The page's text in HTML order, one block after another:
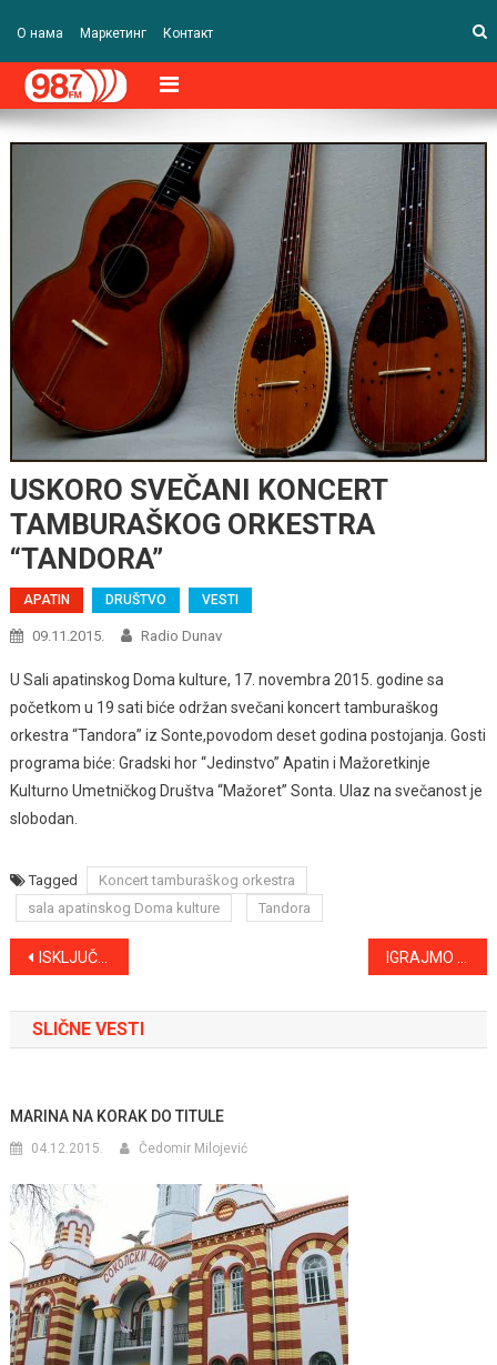
О нама Маркетинг Контакт
USKORO SVEČANI KONCERT
TAMBURAŠKOG ORKESTRA
“TANDORA”
APATIN DRUŠTVO VESTI
09.11.2015. Radio Dunav
U Sali apatinskog Doma kulture, 17. novembra 2015. godine sa
početkom u 19 sati biće održan svečani koncert tamburaškog
orkestra “Tandora” iz Sonte,povodom deset godina postojanja. Gosti
programa biće: Gradski hor “Jedinstvo” Apatin i Mažoretkinje
Kulturno Umetničkog Društva “Mažoret” Sonta. Ulaz na svečanost je
slobodan.
Tagged
Koncert tamburaškog orkestra
sala apatinskog Doma kulture
Tandora
Kretanje
članka
ISKLJUČENJE STRUJE ZBOG SEČE GRANA IGRAJMO ZA NEMANJU
SLIČNE VESTI
MARINA NA KORAK DO TITULE
04.12.2015. Čedomir Milojević